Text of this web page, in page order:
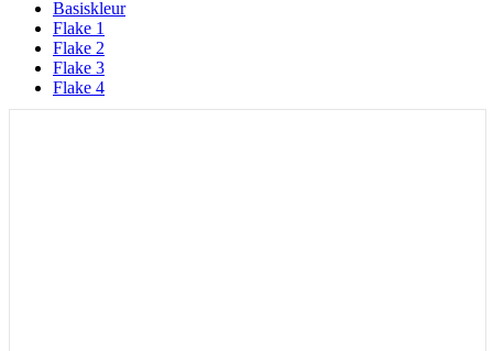
Basiskleur
Flake 1
Flake 2
Flake 3
Flake 4